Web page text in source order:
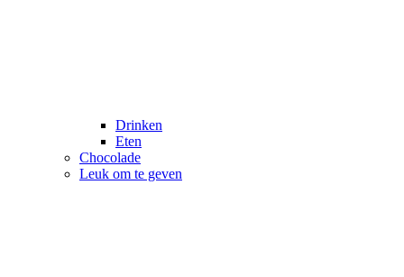
Drinken
Eten
Chocolade
Leuk om te geven